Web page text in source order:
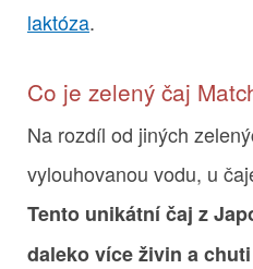
laktóza.
Co je zelený čaj
Na rozdíl od jiných
vylouhovanou vodu, u
Tento unikátní čaj z
daleko více živin a